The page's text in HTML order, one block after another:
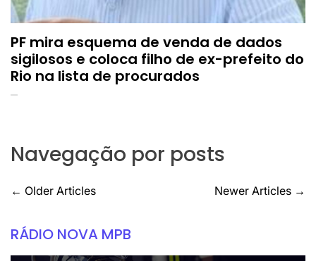
PF mira esquema de venda de dados
sigilosos e coloca filho de ex-prefeito do
Rio na lista de procurados
Navegação por posts
← Older Articles Newer Articles →
RÁDIO NOVA MPB